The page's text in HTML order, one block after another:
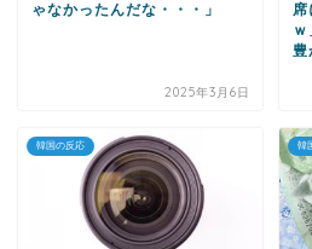
ゃなかったんだな・・・」
2025年3月6日
席
豊
韓国の反応 韓